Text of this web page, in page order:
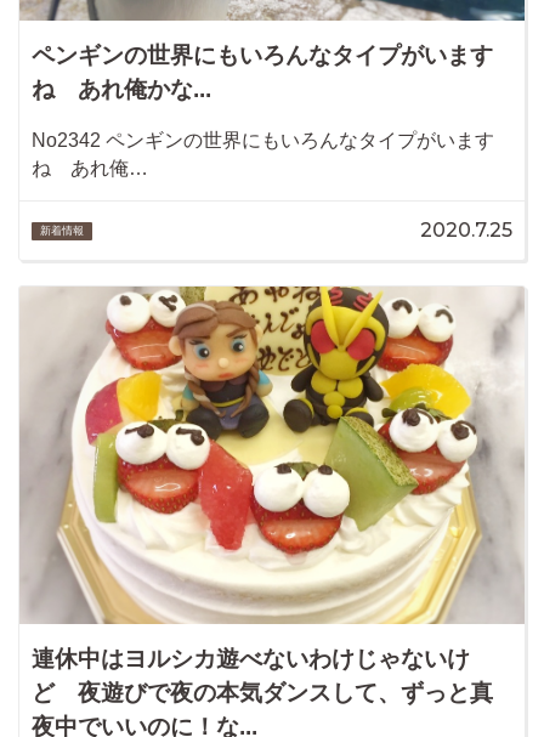
ペンギンの世界にもいろんなタイプがいます
ね あれ俺かな...
No2342 ペンギンの世界にもいろんなタイプがいます
ね あれ俺…
新着情報 2020.7.25
連休中はヨルシカ遊べないわけじゃないけ
ど 夜遊びで夜の本気ダンスして、ずっと真
夜中でいいのに！な...